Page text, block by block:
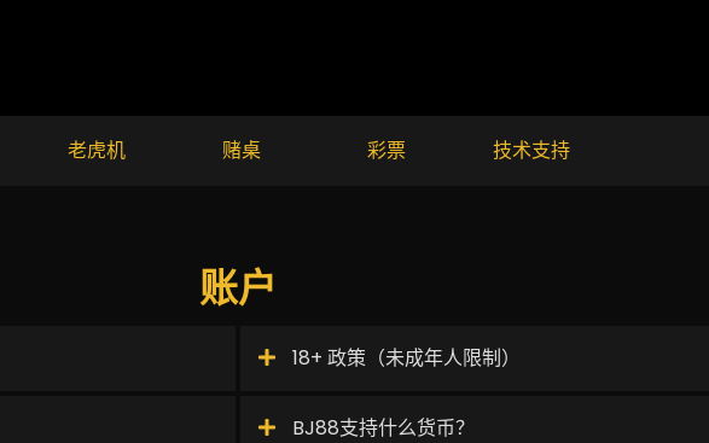
老虎机 赌桌 彩票 技术支持
账户
18+ 政策（未成年人限制）
BJ88支持什么货币？